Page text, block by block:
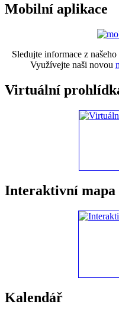
Mobilní aplikace
Sledujte informace z
Využívejte naši novou
Virtuální
Interaktivní mapa
Kalendář